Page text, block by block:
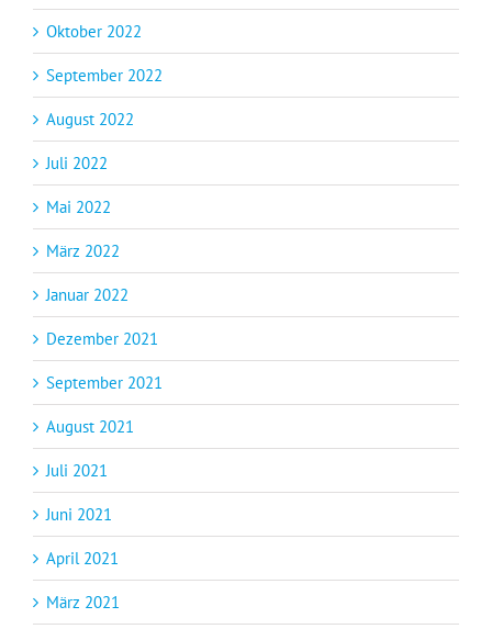
Oktober 2022
September 2022
August 2022
Juli 2022
Mai 2022
März 2022
Januar 2022
Dezember 2021
September 2021
August 2021
Juli 2021
Juni 2021
April 2021
März 2021